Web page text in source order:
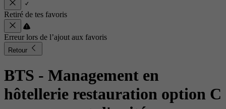
Retiré de tes favoris
Erreur lors de l’ajout aux favoris
Retour
BTS - Management en
hôtellerie restauration option C